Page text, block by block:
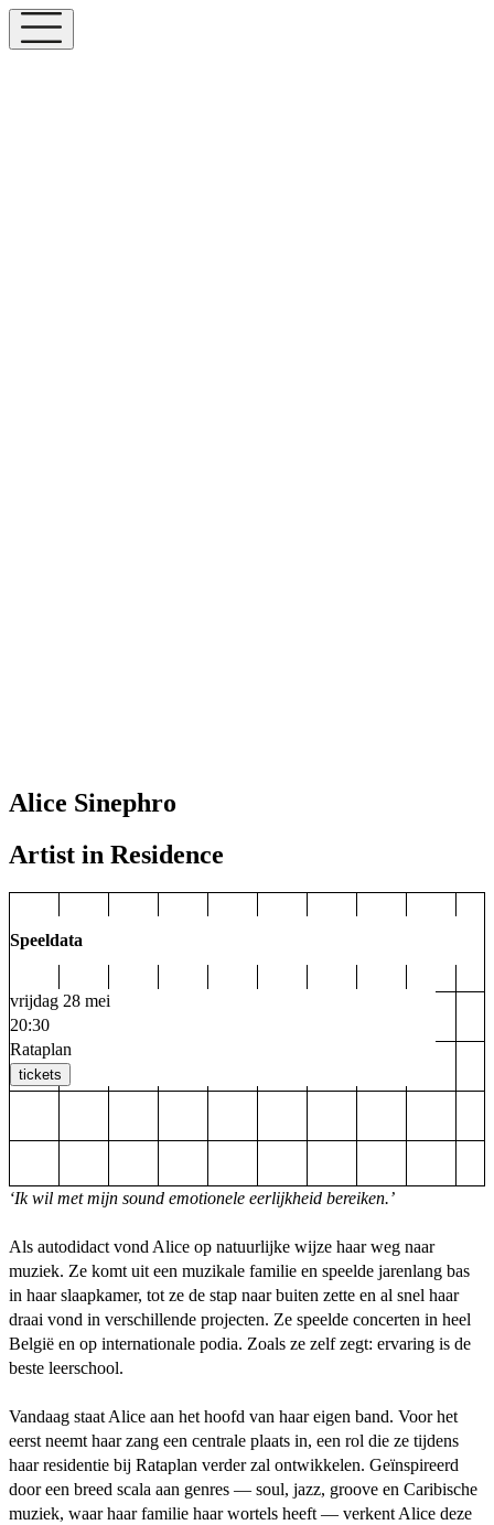
Alice Sinephro
Artist in Residence
Speeldata
vrijdag 28 mei
20:30
Rataplan
tickets
‘Ik wil met mijn sound emotionele eerlijkheid bereiken.’
Als autodidact vond Alice op natuurlijke wijze haar weg naar
muziek. Ze komt uit een muzikale familie en speelde jarenlang bas
in haar slaapkamer, tot ze de stap naar buiten zette en al snel haar
draai vond in verschillende projecten. Ze speelde concerten in heel
België en op internationale podia. Zoals ze zelf zegt: ervaring is de
beste leerschool.
Vandaag staat Alice aan het hoofd van haar eigen band. Voor het
eerst neemt haar zang een centrale plaats in, een rol die ze tijdens
haar residentie bij Rataplan verder zal ontwikkelen. Geïnspireerd
door een breed scala aan genres — soul, jazz, groove en Caribische
muziek, waar haar familie haar wortels heeft — verkent Alice deze